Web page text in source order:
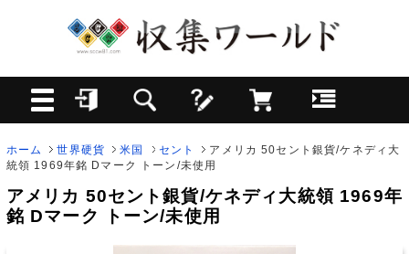
ホーム 世界硬貨 米国 セント
アメリカ 50セント銀貨/ケネディ大
統領 1969年銘 Dマーク トーン/未使用
アメリカ 50セント銀貨/ケネディ大統領 1969年
銘 Dマーク トーン/未使用